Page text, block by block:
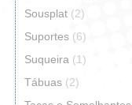
Sousplat (2)
Suportes (6)
Suqueira (1)
Tábuas (2)